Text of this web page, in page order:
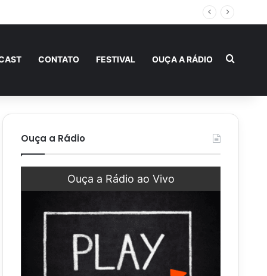
sua importância
CONTATO FESTIVAL OUÇA A RÁDIO
Ouça a Rádio
Ouça a Rádio ao Vivo